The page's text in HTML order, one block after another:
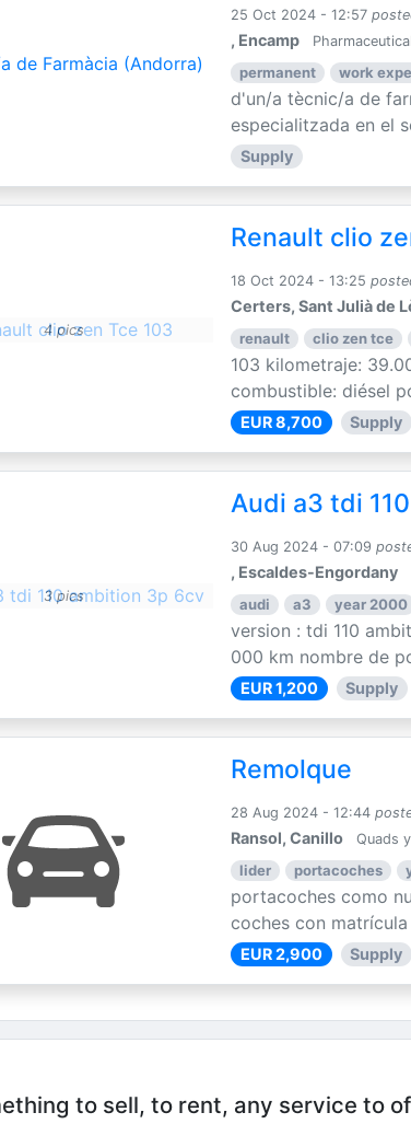
25 Oct 2024 - 12:57
, Encamp
permanent work
d'un/a tècnic/a de
especialitzada en el
Supply
4 pics
Renault clio
18 Oct 2024 - 13:25
Certers, Sant Julià de
renault clio zen tce
103 kilometraje:
combustible: diésel
EUR 8,700 Supply
3 pics
Audi a3 tdi
30 Aug 2024 - 07:09
, Escaldes-Engordany
audi a3 year 2000
version : tdi 110
000 km nombre de
EUR 1,200 Supply
Remolque
28 Aug 2024 - 12:44
Ransol, Canillo Quads
lider portacoches
portacoches como
coches con
EUR 2,900 Supply
to sell, to rent, any service to